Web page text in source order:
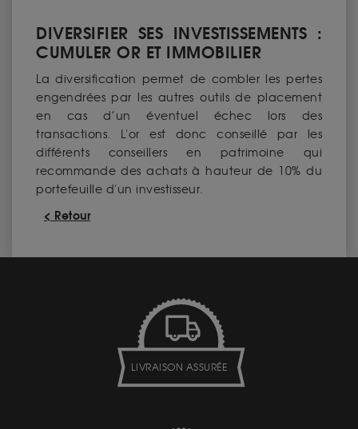
DIVERSIFIER SES INVESTISSEMENTS :
CUMULER OR ET IMMOBILIER
La diversification permet de combler les pertes
engendrées par les autres outils de placement
en cas d’un éventuel échec lors des
transactions. L'or est donc conseillé par les
différents conseillers en patrimoine qui
recommande des achats à hauteur de 10% du
portefeuille d'un investisseur.
< Retour
LIVRAISON ASSURÉE